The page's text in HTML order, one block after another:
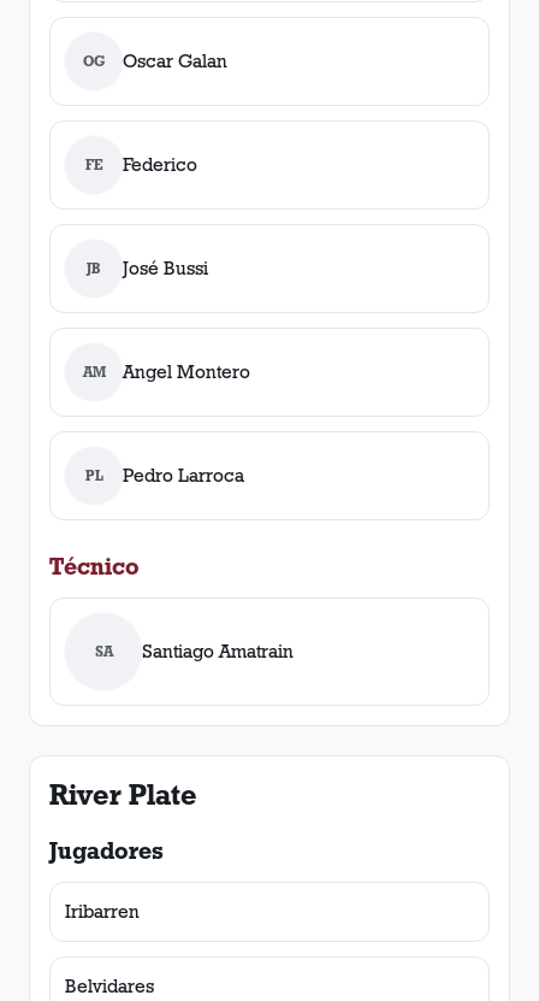
OG Oscar Galan
FE Federico
JB José Bussi
AM Angel Montero
PL Pedro Larroca
Técnico
SA Santiago Amatrain
River Plate
Jugadores
Iribarren
Belvidares